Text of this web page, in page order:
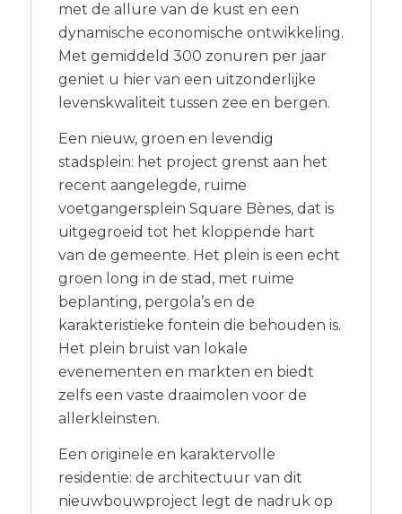
met de allure van de kust en een
dynamische economische ontwikkeling.
Met gemiddeld 300 zonuren per jaar
geniet u hier van een uitzonderlijke
levenskwaliteit tussen zee en bergen.
Een nieuw, groen en levendig
stadsplein: het project grenst aan het
recent aangelegde, ruime
voetgangersplein Square Bènes, dat is
uitgegroeid tot het kloppende hart
van de gemeente. Het plein is een echt
groen long in de stad, met ruime
beplanting, pergola’s en de
karakteristieke fontein die behouden is.
Het plein bruist van lokale
evenementen en markten en biedt
zelfs een vaste draaimolen voor de
allerkleinsten.
Een originele en karaktervolle
residentie: de architectuur van dit
nieuwbouwproject legt de nadruk op